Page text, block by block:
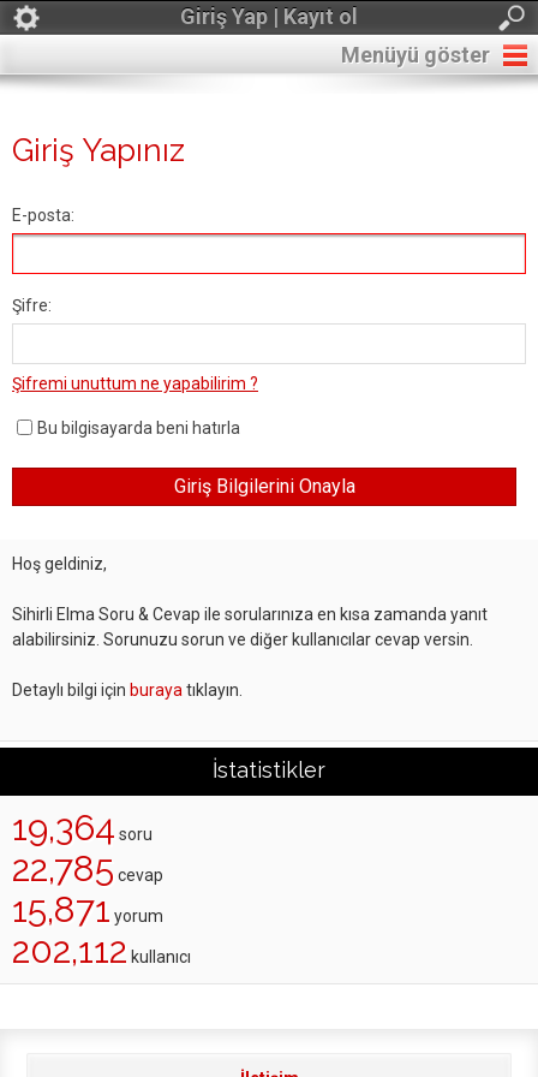
Giriş Yap | Kayıt ol
Menüyü göster
Giriş Yapınız
E-posta:
Şifre:
Şifremi unuttum ne yapabilirim ?
Bu bilgisayarda beni hatırla
Hoş geldiniz,
Sihirli Elma Soru & Cevap ile sorularınıza en kısa zamanda yanıt
alabilirsiniz. Sorunuzu sorun ve diğer kullanıcılar cevap versin.
Detaylı bilgi için buraya tıklayın.
İstatistikler
19,364 soru
22,785 cevap
15,871 yorum
202,112 kullanıcı